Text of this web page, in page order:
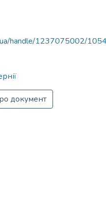
handle/1237075002/
документ